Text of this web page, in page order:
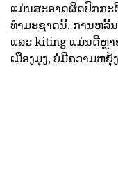
ແມ່ນສະອາດຜິດປົກກະ
ທໍາມະຊາດນີ້. ການຫລີ້
ແລະ kiting ແມ່ນດີຫຼາ
ເມືອງມຸງ, ບໍ່ມີຄວາມຫຍຸ້